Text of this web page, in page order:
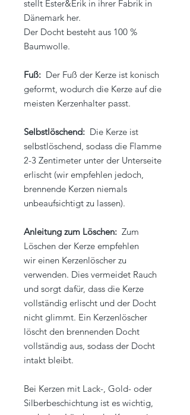
stellt Ester&Erik in ihrer Fabrik in
Dänemark her.
Der Docht besteht aus 100 %
Baumwolle.
Fuß: Der Fuß der Kerze ist konisch
geformt, wodurch die Kerze auf die
meisten Kerzenhalter passt.
Selbstlöschend: Die Kerze ist
selbstlöschend, sodass die Flamme
2-3 Zentimeter unter der Unterseite
erlischt (wir empfehlen jedoch,
brennende Kerzen niemals
unbeaufsichtigt zu lassen).
Anleitung zum Löschen: Zum
Löschen der Kerze empfehlen
wir einen Kerzenlöscher zu
verwenden. Dies vermeidet Rauch
und sorgt dafür, dass die Kerze
vollständig erlischt und der Docht
nicht glimmt. Ein Kerzenlöscher
löscht den brennenden Docht
vollständig aus, sodass der Docht
intakt bleibt.
Bei Kerzen mit Lack-, Gold- oder
Silberbeschichtung ist es wichtig,